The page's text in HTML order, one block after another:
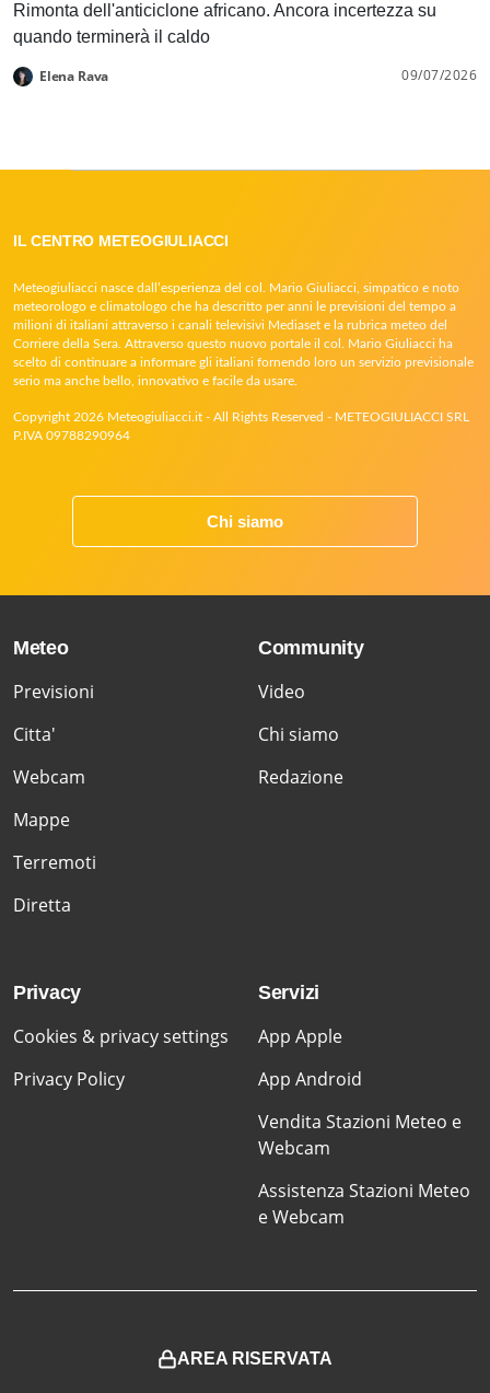
Rimonta dell'anticiclone africano. Ancora incertezza su
quando terminerà il caldo
Elena Rava 09/07/2026
IL CENTRO METEOGIULIACCI
Meteogiuliacci nasce dall’esperienza del col. Mario Giuliacci, simpatico e noto
meteorologo e climatologo che ha descritto per anni le previsioni del tempo a
milioni di italiani attraverso i canali televisivi Mediaset e la rubrica meteo del
Corriere della Sera. Attraverso questo nuovo portale il col. Mario Giuliacci ha
scelto di continuare a informare gli italiani fornendo loro un servizio previsionale
serio ma anche bello, innovativo e facile da usare.
Copyright 2026 Meteogiuliacci.it - All Rights Reserved - METEOGIULIACCI SRL
P.IVA 09788290964
Chi siamo
Meteo
Previsioni
Citta'
Webcam
Mappe
Terremoti
Diretta
Community
Video
Chi siamo
Redazione
Privacy
Cookies & privacy settings
Privacy Policy
Servizi
App Apple
App Android
Vendita Stazioni Meteo e
Webcam
Assistenza Stazioni Meteo
e Webcam
AREA RISERVATA